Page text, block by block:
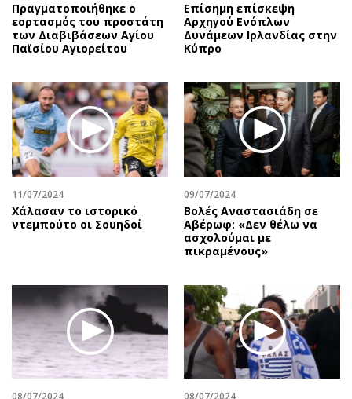
Πραγματοποιήθηκε ο
εορτασμός του προστάτη
των Διαβιβάσεων Αγίου
Παϊσίου Αγιορείτου
Επίσημη επίσκεψη
Αρχηγού Ενόπλων
Δυνάμεων Ιρλανδίας στην
Κύπρο
11/07/2024
Χάλασαν το ιστορικό
ντεμπούτο οι Σουηδοί
09/07/2024
Βολές Αναστασιάδη σε
Αβέρωφ: «Δεν θέλω να
ασχολούμαι με
πικραμένους»
08/07/2024 08/07/2024